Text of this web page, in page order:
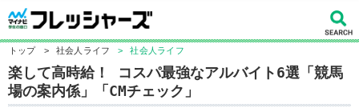
トップ > 社会人ライフ > 社会人ライフ
楽して高時給！ コスパ最強なアルバイト6選「競馬
場の案内係」「CMチェック」